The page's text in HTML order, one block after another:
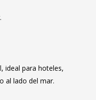
ideal para hoteles,
al lado del mar.